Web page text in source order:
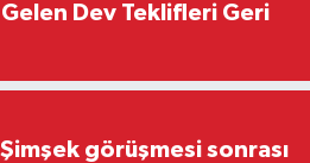
Dev Teklifleri Geri
görüşmesi sonrası